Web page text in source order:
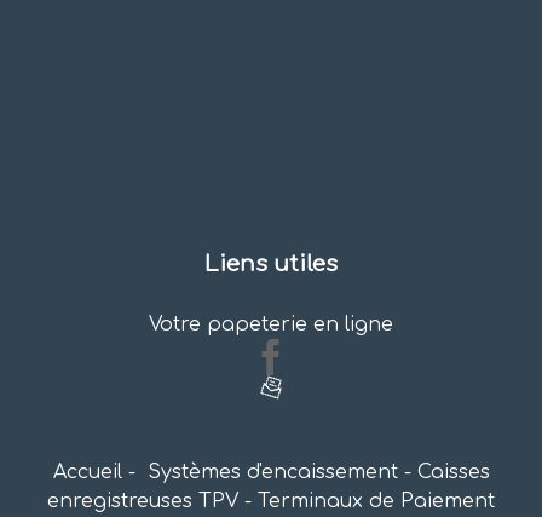
Liens utiles
Votre papeterie en ligne
Accueil- Systèmes d'encaissement- Caisses
enregistreuses TPV - Terminaux de Paiement